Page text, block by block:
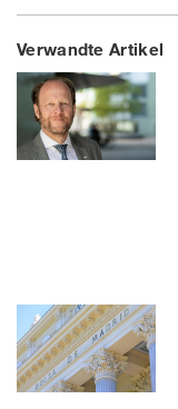
on
Verwandte Artikel